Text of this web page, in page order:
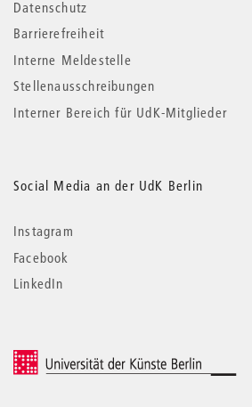
Datenschutz
Barrierefreiheit
Interne Meldestelle
Stellenausschreibungen
Interner Bereich für UdK-Mitglieder
Social Media an der UdK Berlin
Instagram
Facebook
LinkedIn
© 2026 Universität der Künste Berlin